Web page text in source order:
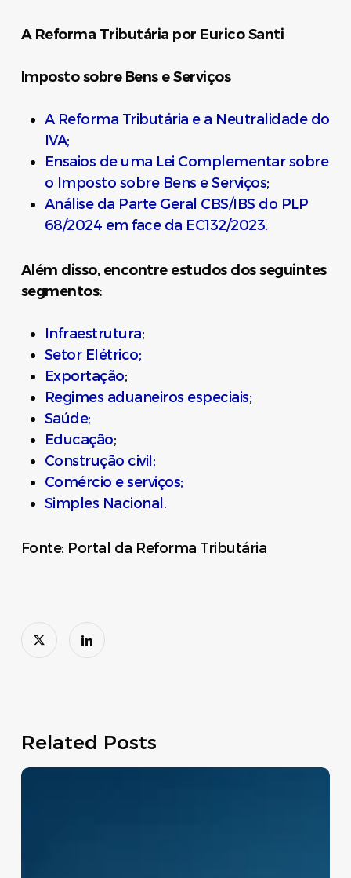
A Reforma Tributária por Eurico Santi
Imposto sobre Bens e Serviços
A Reforma Tributária e a Neutralidade do
IVA;
Ensaios de uma Lei Complementar sobre
o Imposto sobre Bens e Serviços;
Análise da Parte Geral CBS/IBS do PLP
68/2024 em face da EC132/2023.
Além disso, encontre estudos dos seguintes
segmentos:
Infraestrutura;
Setor Elétrico;
Exportação;
Regimes aduaneiros especiais;
Saúde;
Educação;
Construção civil;
Comércio e serviços;
Simples Nacional.
Fonte: Portal da Reforma Tributária
Related Posts
Move